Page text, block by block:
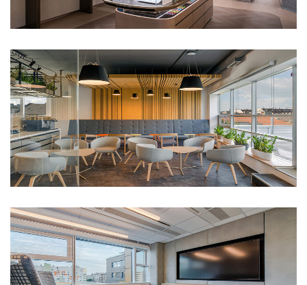
Trivium iroda
MSCI iroda